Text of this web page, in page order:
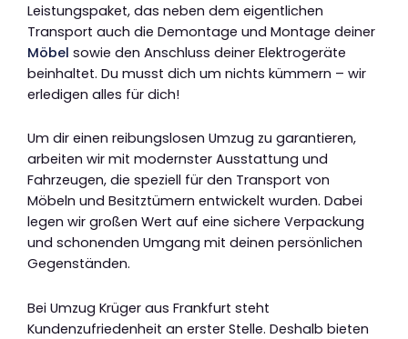
Leistungspaket, das neben dem eigentlichen
Transport auch die Demontage und Montage deiner
Möbel sowie den Anschluss deiner Elektrogeräte
beinhaltet. Du musst dich um nichts kümmern – wir
erledigen alles für dich!
Um dir einen reibungslosen Umzug zu garantieren,
arbeiten wir mit modernster Ausstattung und
Fahrzeugen, die speziell für den Transport von
Möbeln und Besitztümern entwickelt wurden. Dabei
legen wir großen Wert auf eine sichere Verpackung
und schonenden Umgang mit deinen persönlichen
Gegenständen.
Bei Umzug Krüger aus Frankfurt steht
Kundenzufriedenheit an erster Stelle. Deshalb bieten